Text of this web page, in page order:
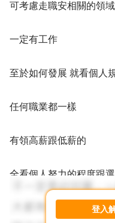
可考慮走職安相關的領域
一定有工作
至於如何發展 就看個人
任何職業都一樣
有領高薪跟低薪的
全看個人努力的程度跟
登入